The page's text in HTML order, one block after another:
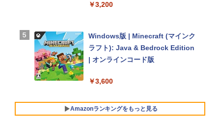
メモリ 512GB SSD インテル Core
5
FMV ノートパソコン WE1-K3 (MS
￥3,200
Windows版 | Minecraft (マインク
ラフト): Java & Bedrock Edition
| オンラインコード版
￥3,600
Amazonランキングをもっと見る